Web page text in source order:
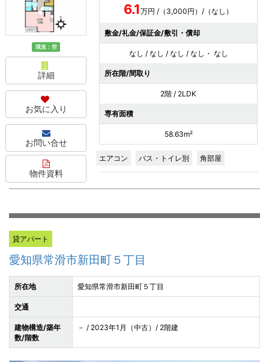
現況：空
詳細
お気に入り
お問い合せ
物件資料
6.1万円 /（3,000円）/（なし）
敷金/礼金/保証金/敷引・償却
なし / なし / なし / なし・ なし
所在階/間取り
2階 / 2LDK
専有面積
58.63m²
エアコン バス・トイレ別 角部屋
貸アパート
愛知県常滑市新田町５丁目
所在地 愛知県常滑市新田町５丁目
交通
建物構造/築年
数/階数
－ / 2023年1月（中古）/ 2階建